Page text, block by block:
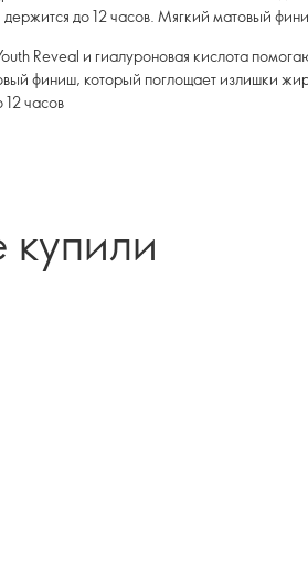
держится до 12 часов. Мягкий матовый
Reveal и гиалуроновая кислота
финиш, который поглощает излишки
часов
купили